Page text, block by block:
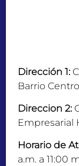
Dirección 1:
Barrio Centro
Direccion 2:
Empresarial
Horario de
a.m. a 11:00